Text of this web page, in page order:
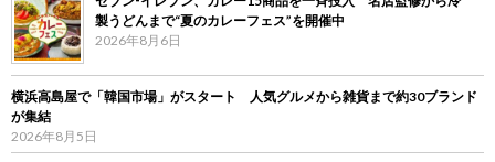
製うどんまで“夏のカレーフェス”を開催中
2026年8月6日
横浜高島屋で「韓国市場」がスタート 人気グルメから雑貨まで約30ブランド
が集結
2026年8月5日